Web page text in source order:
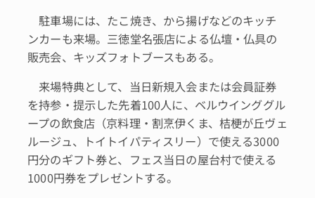
駐車場には、たこ焼き、から揚げなどのキッチ
ンカーも来場。三徳堂名張店による仏壇・仏具の
販売会、キッズフォトブースもある。
来場特典として、当日新規入会または会員証券
を持参・提示した先着100人に、ベルウインググル
ープの飲食店（京料理・割烹伊くま、桔梗が丘ヴェ
ルージュ、トイトイパティスリー）で使える3000
円分のギフト券と、フェス当日の屋台村で使える
1000円券をプレゼントする。